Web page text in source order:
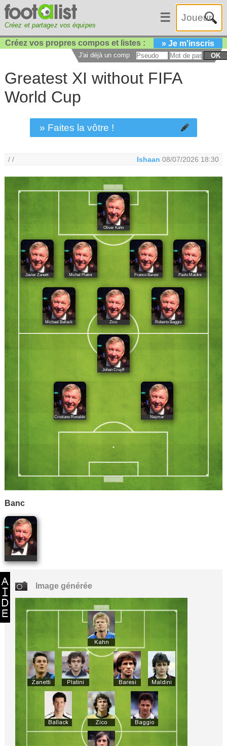
Créez et partagez vos équipes
☰
Créez vos propres compos et listes : » Je m'inscris
J'ai déjà un compte : OK
Greatest XI without FIFA
World Cup
» Faites la vôtre !
/ / Ishaan 08/07/2026 18:30
Oliver Kahn
Javier Zanetti Michel Platini Franco Baresi Paolo Maldini
Michael Ballack Zico Roberto Baggio
Johan Cruyff
Cristiano Ronaldo Neymar
Banc
Image générée